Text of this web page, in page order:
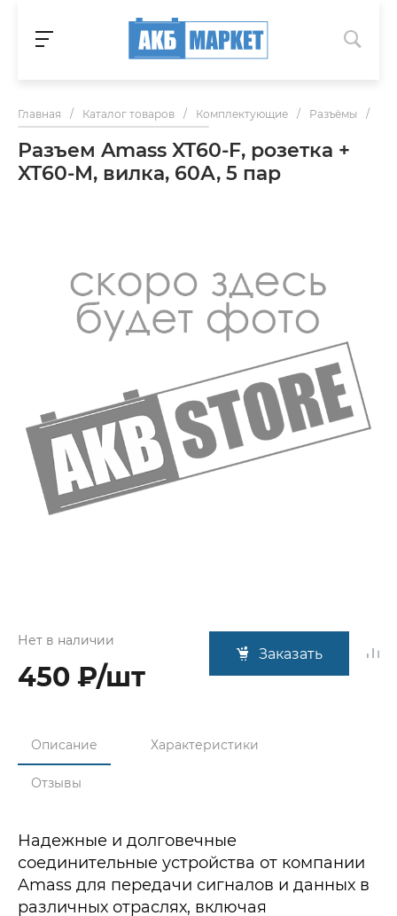
Главная / Каталог товаров / Комплектующие / Разъёмы /
Разъем Amass XT60-F, розетка +
XT60-M, вилка, 60А, 5 пар
Нет в наличии
450 ₽/шт
Заказать
Описание Характеристики
Отзывы
Надежные и долговечные
соединительные устройства от компании
Amass для передачи сигналов и данных в
различных отраслях, включая